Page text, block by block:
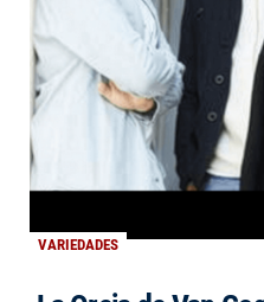
VARIEDADES